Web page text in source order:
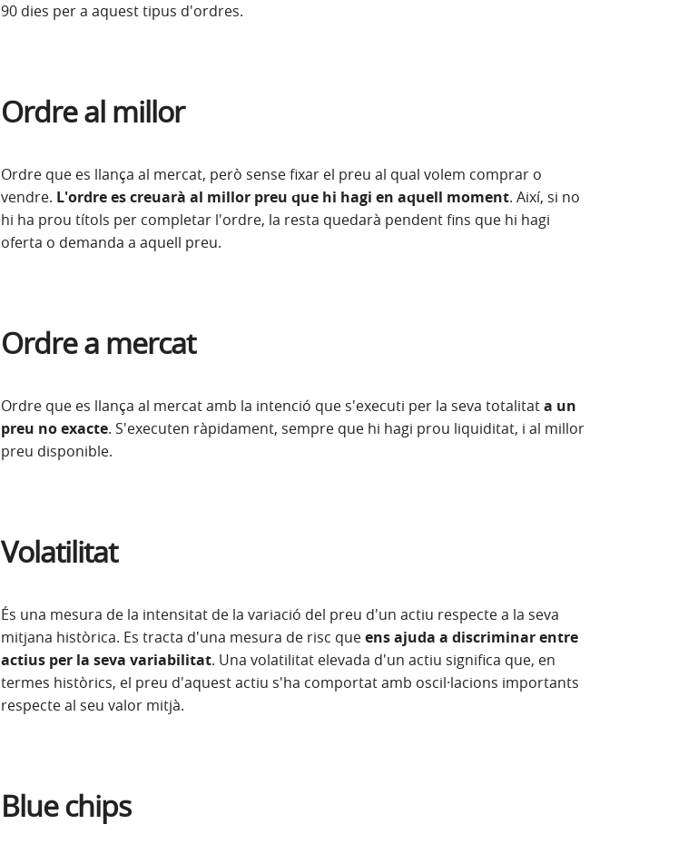
90 dies per a aquest tipus d'ordres.
Ordre al millor
Ordre que es llança al mercat, però sense fixar el preu al qual volem comprar o
vendre. L'ordre es creuarà al millor preu que hi hagi en aquell moment. Així, si no
hi ha prou títols per completar l'ordre, la resta quedarà pendent fins que hi hagi
oferta o demanda a aquell preu.
Ordre a mercat
Ordre que es llança al mercat amb la intenció que s'executi per la seva totalitata un
preu no exacte. S'executen ràpidament, sempre que hi hagi prou liquiditat, i al millor
preu disponible.
Volatilitat
És una mesura de la intensitat de la variació del preu d'un actiu respecte a la seva
mitjana històrica. Es tracta d'una mesura de risc queens ajuda a discriminar entre
actius per la seva variabilitat. Una volatilitat elevada d'un actiu significa que, en
termes històrics, el preu d'aquest actiu s'ha comportat amb oscil·lacions importants
respecte al seu valor mitjà.
Blue chips